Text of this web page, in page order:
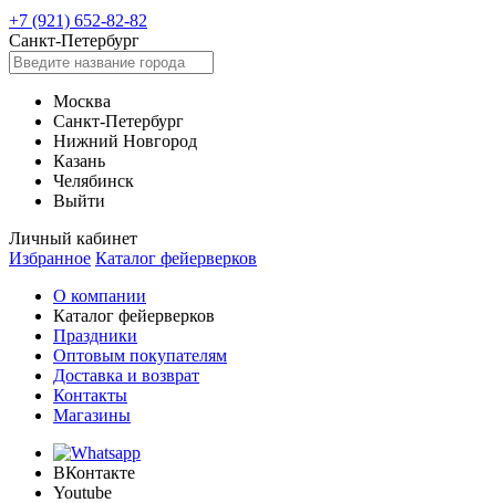
+7 (921) 652-82-82
Санкт-Петербург
Москва
Санкт-Петербург
Нижний Новгород
Казань
Челябинск
Выйти
Личный кабинет
Избранное Каталог фейерверков
О компании
Каталог фейерверков
Праздники
Оптовым покупателям
Доставка и возврат
Контакты
Магазины
ВКонтакте
Youtube